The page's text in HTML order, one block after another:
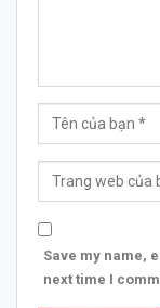
Save my name,
next time I